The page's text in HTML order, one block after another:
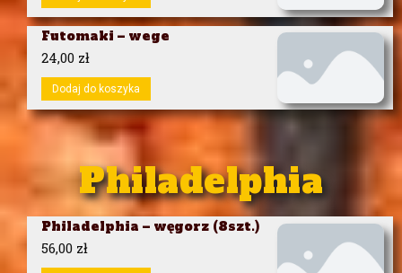
Futomaki – wege
24,00 zł
Dodaj do koszyka
Philadelphia
Philadelphia – węgorz (8szt.)
56,00 zł